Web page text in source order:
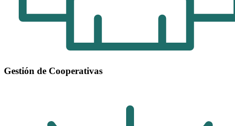
Gestión de Cooperativas